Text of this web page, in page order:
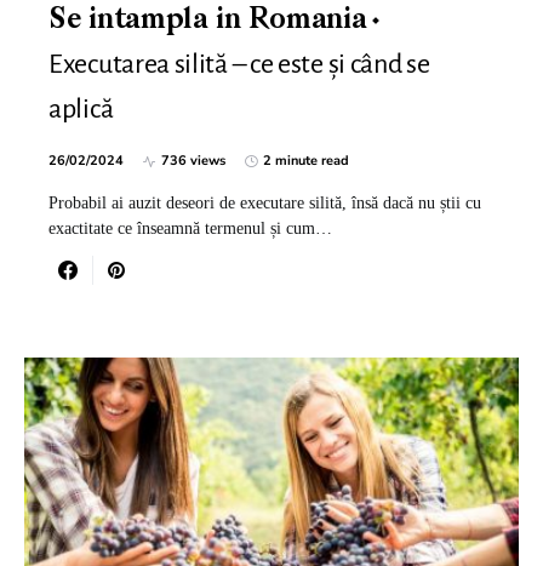
Se intampla in Romania
Executarea silită – ce este și când se
aplică
26/02/2024 736 views 2 minute read
Probabil ai auzit deseori de executare silită, însă dacă nu știi cu
exactitate ce înseamnă termenul și cum…